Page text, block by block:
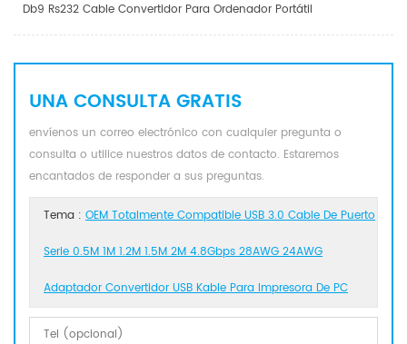
Db9 Rs232 Cable Convertidor Para Ordenador Portátil
UNA CONSULTA GRATIS
envíenos un correo electrónico con cualquier pregunta o
consulta o utilice nuestros datos de contacto. Estaremos
encantados de responder a sus preguntas.
Tema : OEM Totalmente Compatible USB 3.0 Cable De Puerto
Serie 0.5M 1M 1.2M 1.5M 2M 4.8Gbps 28AWG 24AWG
Adaptador Convertidor USB Kable Para Impresora De PC